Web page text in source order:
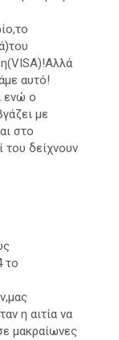
αυτό!
ενώ ο
με
στο
του δείχνουν
το
η αιτία να
μακραίωνες